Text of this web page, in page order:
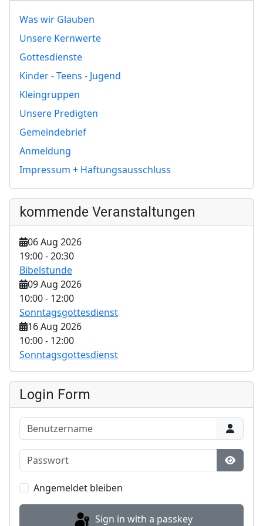
Was wir Glauben
Unsere Kernwerte
Gottesdienste
Kinder - Teens - Jugend
Kleingruppen
Unsere Predigten
Gemeindebrief
Anmeldung
Impressum + Haftungsausschluss
kommende Veranstaltungen
06 Aug 2026
19:00-20:30
Bibelstunde
09 Aug 2026
10:00- 12:00
Sonntagsgottesdienst
16 Aug 2026
10:00- 12:00
Sonntagsgottesdienst
Login Form
Benutzername
Passwort
Show
Angemeldet bleiben
Sign in with a passkey